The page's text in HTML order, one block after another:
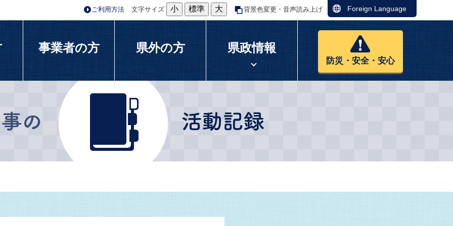
ご利用方法 文字サイズ 小 標準 大 背景色変更・音声読み上げ Foreign Language
事業者の方 県外の方 県政情報
防災・安全・安心